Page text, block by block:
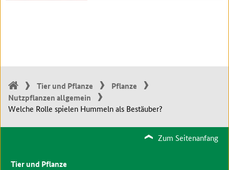
Tier und Pflanze
Pflanze
Nutzpflanzen allgemein
Welche Rolle spielen Hummeln als Bestäuber?
Zum Seitenanfang
Tier und Pflanze